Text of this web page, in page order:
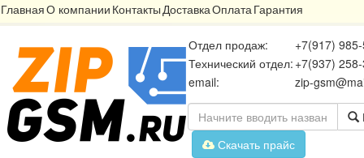
ГлавнаяО компании КонтактыДоставкаОплатаГарантия
Отдел продаж:
+7(917)
Технический отдел: +7(937)
email:
zip-
Скачать прайс